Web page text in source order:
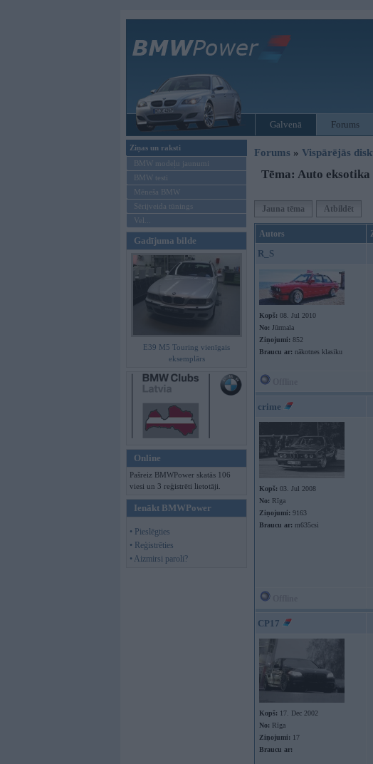
Galvenā Forums
Ziņas un raksti
BMW modeļu jaunumi
BMW testi
Mēneša BMW
Sērijveida tūnings
Vel...
Gadījuma bilde
E39 M5 Touring vienīgais
eksemplārs
Online
Pašreiz BMWPower skatās 106
viesi un 3 reģistrēti lietotāji.
Ienākt BMWPower
• Pieslēgties
• Reģistrēties
• Aizmirsi paroli?
Forums » Vispārējās
Tēma: Auto eksotika
Jauna tēma Atbildēt
Autors
R_S
Kopš: 08. Jul 2010
No: Jūrmala
Ziņojumi: 852
Braucu ar: nākotnes klasiku
crime
Kopš: 03. Jul 2008
No: Rīga
Ziņojumi: 9163
Braucu ar: m635csi
CP17
Kopš: 17. Dec 2002
No: Rīga
Ziņojumi: 17
Braucu ar: